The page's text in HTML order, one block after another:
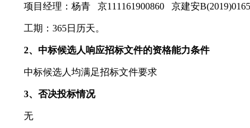
项目经理：杨青 京111161900860 京建安
工期：365日历天。
2、中标候选人响应招标文件的资格能力条件
中标候选人均满足招标文件要求
3、否决投标情况
无